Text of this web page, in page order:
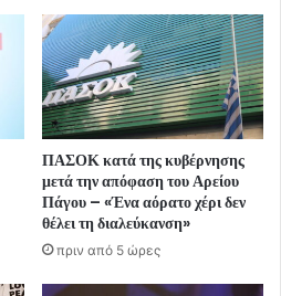
ΠΑΣΟΚ κατά της κυβέρνησης
μετά την απόφαση του Αρείου
Πάγου – «Ένα αόρατο χέρι δεν
θέλει τη διαλεύκανση»
πριν από 5 ώρες